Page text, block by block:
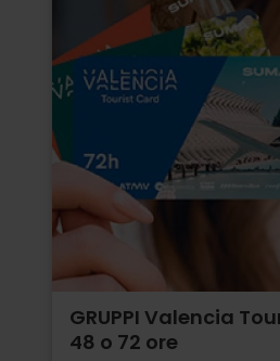
GRUPPI Valencia
48 o 72 ore